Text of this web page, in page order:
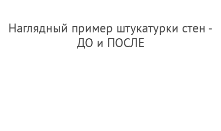
Наглядный пример штукатурки стен -
ДО и ПОСЛЕ